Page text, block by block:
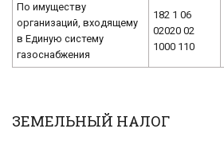
По имуществу
организаций, входящему
в Единую систему
газоснабжения
182 1 06
02020 02
1000 110
ЗЕМЕЛЬНЫЙ НАЛОГ